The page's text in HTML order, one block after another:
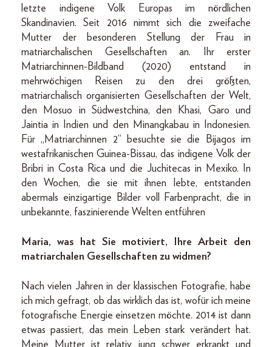
letzte indigene Volk Europas im nördlichen
Skandinavien. Seit 2016 nimmt sich die zweifache
Mutter der besonderen Stellung der Frau in
matriarchalischen Gesellschaften an. Ihr erster
Matriarchinnen-Bildband (2020) entstand in
mehrwöchigen Reisen zu den drei größten,
matriarchalisch organisierten Gesellschaften der Welt,
den Mosuo in Südwestchina, den Khasi, Garo und
Jaintia in Indien und den Minangkabau in Indonesien.
Für „Matriarchinnen 2“ besuchte sie die Bijagos im
westafrikanischen Guinea-Bissau, das indigene Volk der
Bribri in Costa Rica und die Juchitecas in Mexiko. In
den Wochen, die sie mit ihnen lebte, entstanden
abermals einzigartige Bilder voll Farbenpracht, die in
unbekannte, faszinierende Welten entführen
Maria, was hat Sie motiviert, Ihre Arbeit den
matriarchalen Gesellschaften zu widmen?
Nach vielen Jahren in der klassischen Fotografie, habe
ich mich gefragt, ob das wirklich das ist, wofür ich meine
fotografische Energie einsetzen möchte. 2014 ist dann
etwas passiert, das mein Leben stark verändert hat.
Meine Mutter ist relativ jung schwer erkrankt und